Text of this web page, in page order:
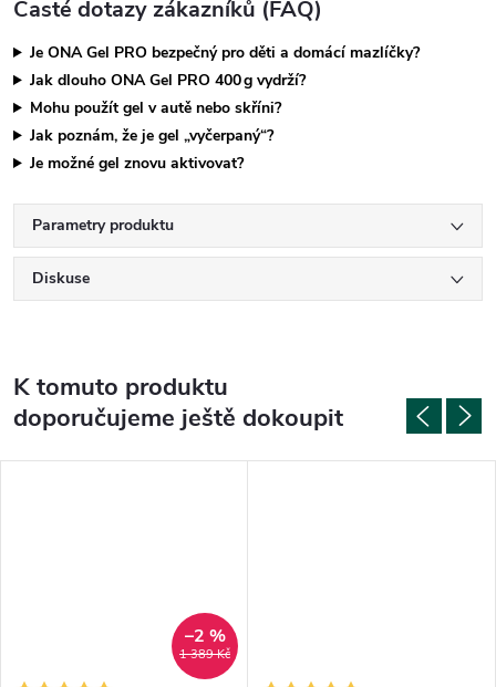
Časté dotazy zákazníků (FAQ)
Je ONA Gel PRO bezpečný pro děti a domácí mazlíčky?
Jak dlouho ONA Gel PRO 400 g vydrží?
Mohu použít gel v autě nebo skříni?
Jak poznám, že je gel „vyčerpaný“?
Je možné gel znovu aktivovat?
Parametry produktu
Diskuse
K tomuto produktu
doporučujeme ještě dokoupit
1 389 Kč
–2 %